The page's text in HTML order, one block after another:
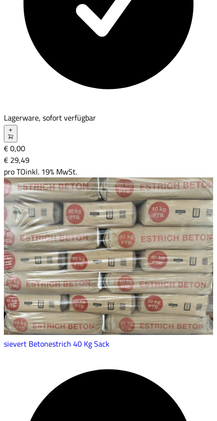
Lagerware, sofort verfügbar
€ 0,00
€ 29,49
proTOinkl. 19% MwSt.
sievert Betonestrich 40 Kg Sack